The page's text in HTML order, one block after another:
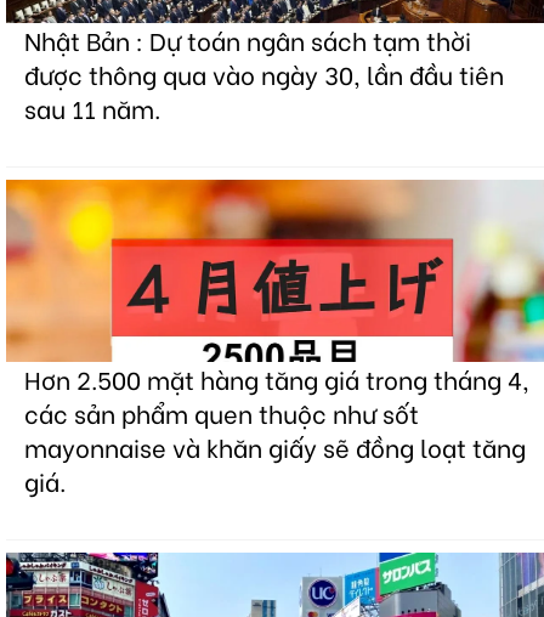
Nhật Bản : Dự toán ngân sách tạm thời
được thông qua vào ngày 30, lần đầu tiên
sau 11 năm.
Hơn 2.500 mặt hàng tăng giá trong tháng 4,
các sản phẩm quen thuộc như sốt
mayonnaise và khăn giấy sẽ đồng loạt tăng
giá.